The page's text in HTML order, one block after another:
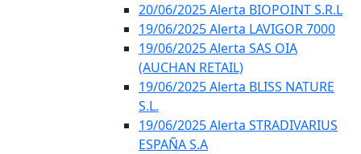
20/06/2025 Alerta BIOPOINT S.R.L
19/06/2025 Alerta LAVIGOR 7000
19/06/2025 Alerta SAS OIA
(AUCHAN RETAIL)
19/06/2025 Alerta BLISS NATURE
S.L.
19/06/2025 Alerta STRADIVARIUS
ESPAÑA S.A